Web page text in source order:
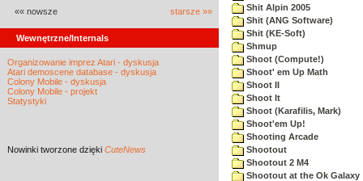
«« nowsze starsze »»
Wewnętrzne/Internals
Organizowanie imprez Atari - dyskusja
Atari demoscene database - dyskusja
Colony Mobile - dyskusja
Colony Mobile - projekt
Statystyki
Nowinki tworzone dzięki CuteNews
Shit Alpin 2005
Shit (ANG Software)
Shit (KE-Soft)
Shmup
Shoot (Compute!)
Shoot' em Up Math
Shoot II
Shoot It
Shoot (Karafilis, Mark)
Shoot'em Up!
Shooting Arcade
Shootout
Shootout 2 M4
Shootout at the Ok Galaxy